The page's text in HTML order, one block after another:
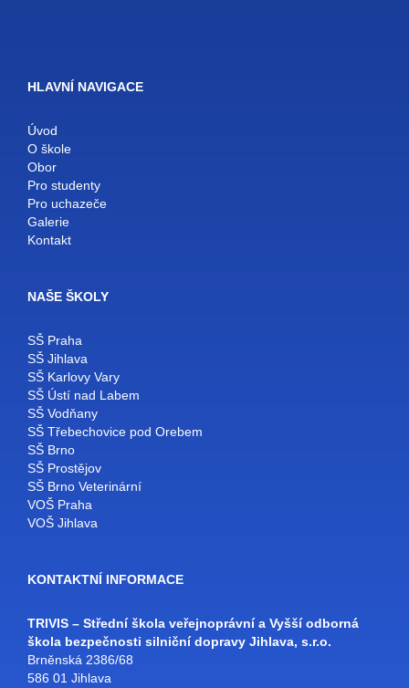
HLAVNÍ NAVIGACE
Úvod
O škole
Obor
Pro studenty
Pro uchazeče
Galerie
Kontakt
NAŠE ŠKOLY
SŠ Praha
SŠ Jihlava
SŠ Karlovy Vary
SŠ Ústí nad Labem
SŠ Vodňany
SŠ Třebechovice pod Orebem
SŠ Brno
SŠ Prostějov
SŠ Brno Veterinární
VOŠ Praha
VOŠ Jihlava
KONTAKTNÍ INFORMACE
TRIVIS – Střední škola veřejnoprávní a Vyšší odborná
škola bezpečnosti silniční dopravy Jihlava, s.r.o.
Brněnská 2386/68
586 01 Jihlava